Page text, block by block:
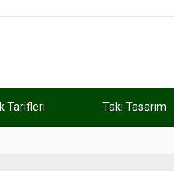
Tarifleri Takı Tasarım